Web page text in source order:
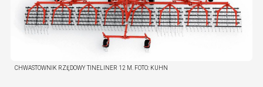
CHWASTOWNIK RZĘDOWY TINELINER 12 M. FOTO: KUHN